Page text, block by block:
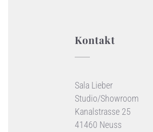
Kontakt
Sala Lieber
Studio/Showroom
Kanalstrasse 25
41460 Neuss